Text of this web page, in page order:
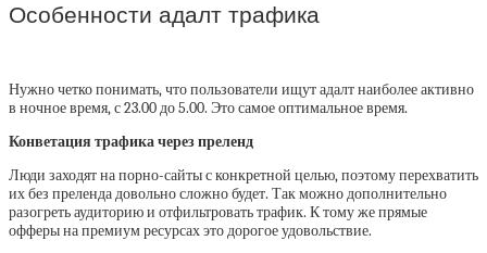
Особенности адалт трафика
Нужно четко понимать, что пользователи ищут адалт наиболее активно
в ночное время, с 23.00 до 5.00. Это самое оптимальное время.
Конветация трафика через преленд
Люди заходят на порно-сайты с конкретной целью, поэтому перехватить
их без преленда довольно сложно будет. Так можно дополнительно
разогреть аудиторию и отфильтровать трафик. К тому же прямые
офферы на премиум ресурсах это дорогое удовольствие.